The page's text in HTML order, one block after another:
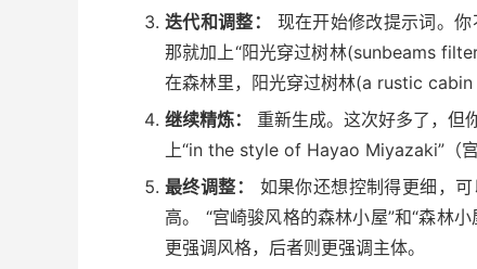
迭代和调整：
现在开始修改提示词。你
那就加上“阳光穿过树林(sunbeams
在森林里，阳光穿过树林(a rustic
继续精炼：
重新生成。这次好多了，但
上“in the style of Hayao Miyazaki”（宫
最终调整：
如果你还想控制得更细，
高。 “宫崎骏风格的森林小屋”和“森林
更强调风格，后者则更强调主体。